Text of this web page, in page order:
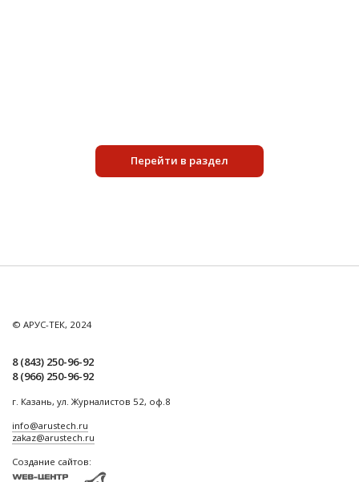
Перейти в раздел
© АРУС-ТЕК, 2024
8 (843) 250-96-92
8 (966) 250-96-92
г. Казань, ул. Журналистов 52, оф.8
info@arustech.ru
zakaz@arustech.ru
Создание сайтов: